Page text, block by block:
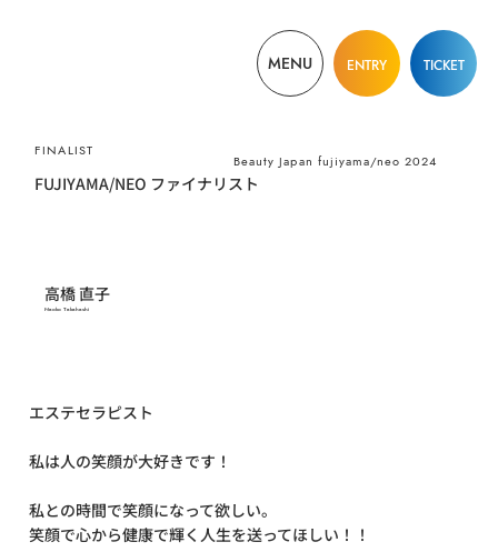
MENU ENTRY TICKET
​FINALIST
Beauty Japan fujiyama/neo 2024
FUJIYAMA/NEO ファイナリスト
高橋 直子
Naoko Takahashi
エステセラピスト
私は人の笑顔が大好きです！
私との時間で笑顔になって欲しい。
笑顔で心から健康で輝く人生を送ってほしい！！